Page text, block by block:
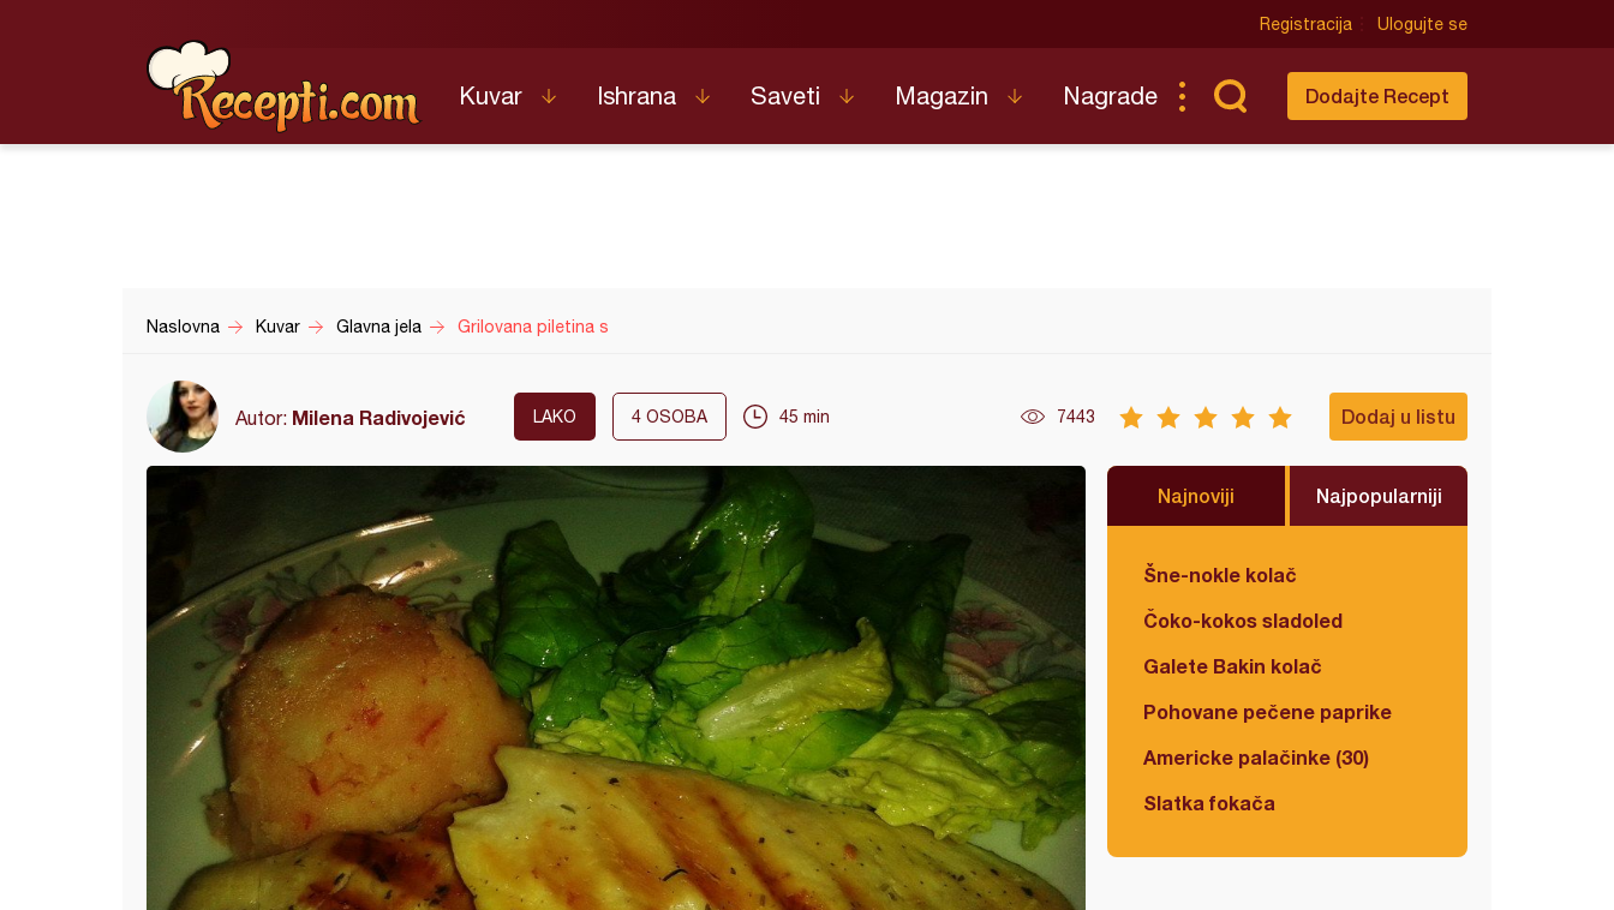
Registracija Ulogujte se
Kuvar Ishrana Saveti Magazin Nagrade Dodajte Recept
Naslovna Kuvar Glavna jela Grilovana piletina s
Autor: Milena Radivojević LAKO 4 OSOBA 45 min 7443 Dodaj u listu
Najnoviji Najpopularniji
Šne-nokle kolač
Čoko-kokos sladoled
Galete Bakin kolač
Pohovane pečene paprike
Americke palačinke (30)
Slatka fokača